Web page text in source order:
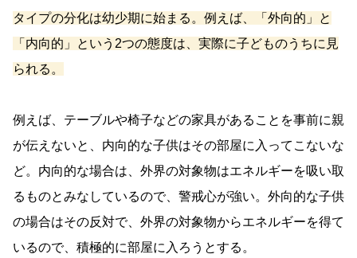
タイプの分化は幼少期に始まる。例えば、「外向的」と
「内向的」という2つの態度は、実際に子どものうちに見
られる。
例えば、テーブルや椅子などの家具があることを事前に親
が伝えないと、内向的な子供はその部屋に入ってこないな
ど。内向的な場合は、外界の対象物はエネルギーを吸い取
るものとみなしているので、警戒心が強い。外向的な子供
の場合はその反対で、外界の対象物からエネルギーを得て
いるので、積極的に部屋に入ろうとする。